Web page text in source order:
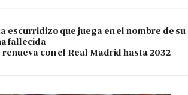
escurridizo que juega en el nombre de su
fallecida
renueva con el Real Madrid hasta 2032